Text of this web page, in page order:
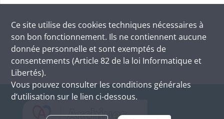
Ce site utilise des cookies techniques nécessaires à
son bon fonctionnement. Ils ne contiennent aucune
donnée personnelle et sont exemptés de
consentements (Article 82 de la loi Informatique et
Libertés).
Vous pouvez consulter les conditions générales
d’utilisation sur le lien ci-dessous.